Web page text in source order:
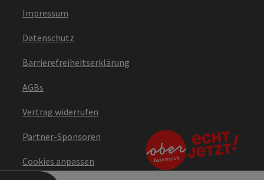
Impressum
Datenschutz
Barrierefreiheitserklärung
AGBs
Vertrag widerrufen
Partner-Sponsoren
Cookies anpassen